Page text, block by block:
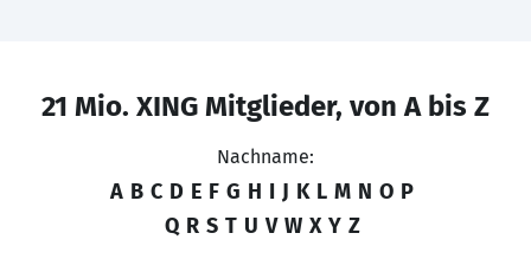
21 Mio. XING Mitglieder, von A bis Z
Nachname:
A B C D E F G H I J K L M N O P
Q R S T U V W X Y Z